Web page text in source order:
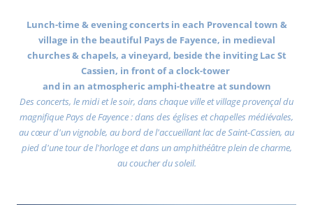
Lunch-time & evening concerts in each Provencal town &
village in the beautiful Pays de Fayence, in medieval
churches & chapels, a vineyard, beside the inviting Lac St
Cassien, in front of a clock-tower
and in an atmospheric amphi-theatre at sundown
Des concerts, le midi et le soir, dans chaque ville et village provençal du
magnifique Pays de Fayence : dans des églises et chapelles médiévales,
au cœur d'un vignoble, au bord de l'accueillant lac de Saint-Cassien, au
pied d'une tour de l'horloge et dans un amphithéâtre plein de charme,
au coucher du soleil.